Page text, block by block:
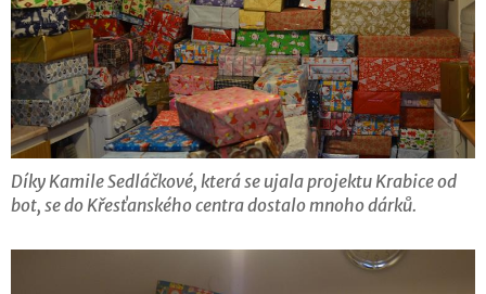
Díky Kamile Sedláčkové, která se ujala projektu Krabice od
bot, se do Křesťanského centra dostalo mnoho dárků.